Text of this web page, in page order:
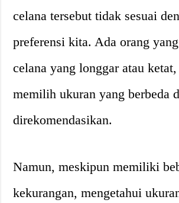
celana tersebut tidak sesuai
preferensi kita. Ada orang
celana yang longgar atau
memilih ukuran yang berbeda
direkomendasikan.
Namun, meskipun memiliki
kekurangan, mengetahui